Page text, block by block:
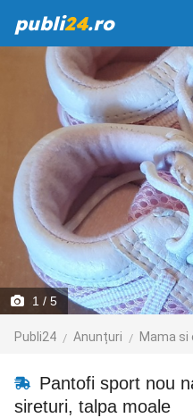
publi24.ro
1 / 5
Publi24 Anunțuri Mama si
Pantofi sport nou
sireturi, talpa moale